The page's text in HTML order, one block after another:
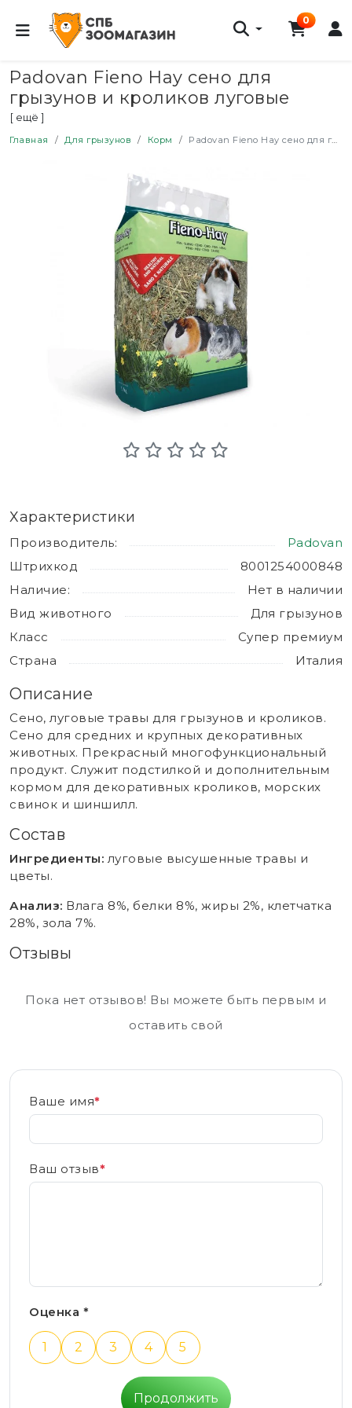
0
Padovan Fieno Hay сено для
грызунов и кроликов луговые
травы - 1 кг
[ ещё ]
Главная Для грызунов Корм Padovan Fieno Hay сено для грызунов и кроликов луговые травы - 1 кг
Характеристики
Производитель:
Padovan
Штрихкод
8001254000848
Наличие:
Нет в наличии
Вид животного
Для грызунов
Класс
Супер премиум
Страна
Италия
Описание
Сено, луговые травы для грызунов и кроликов.
Сено для средних и крупных декоративных
животных. Прекрасный многофункциональный
продукт. Служит подстилкой и дополнительным
кормом для декоративных кроликов, морских
свинок и шиншилл.
Состав
Ингредиенты: луговые высушенные травы и
цветы.
Анализ: Влага 8%, белки 8%, жиры 2%, клетчатка
28%, зола 7%.
Отзывы
Пока нет отзывов! Вы можете быть первым и
оставить свой
Ваше имя*
Ваш отзыв*
Оценка *
1 2 3 4 5
Продолжить